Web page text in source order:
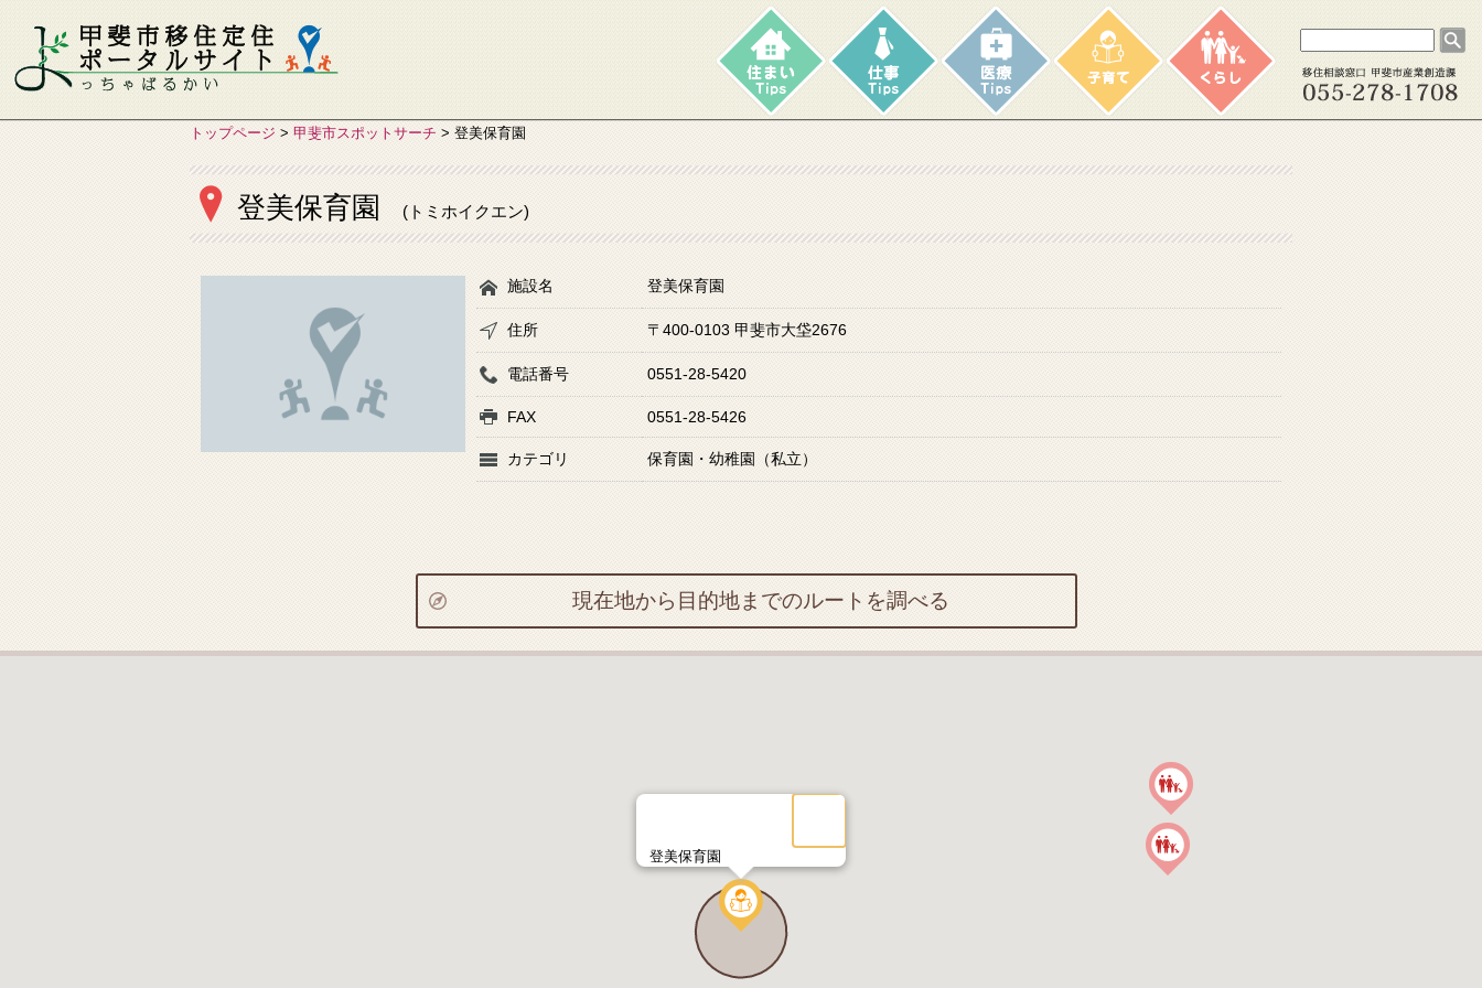
トップページ > 甲斐市スポットサーチ > 登美保育園
登美保育園 (トミホイクエン)
施設名 登美保育園
住所 〒400-0103 甲斐市大垈2676
電話番号 0551-28-5420
FAX 0551-28-5426
カテゴリ 保育園・幼稚園（私立）
現在地から目的地までのルートを調べる
登美保育園